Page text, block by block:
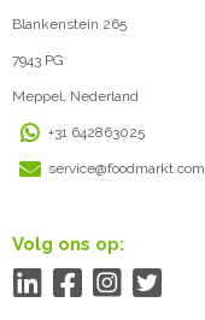
Blankenstein 265
7943 PG
Meppel, Nederland
+31 642863025
service@foodmarkt.com
Volg ons op: